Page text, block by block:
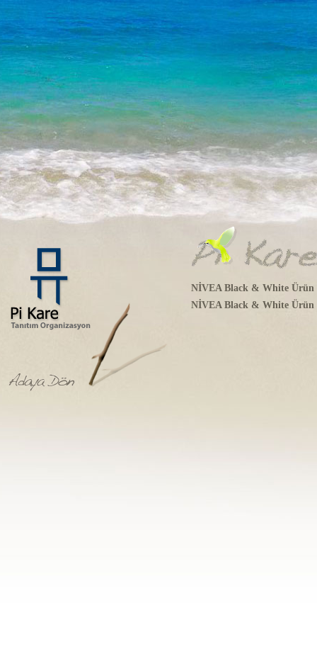
NİVEA Black & White Ürün
NİVEA Black & White Ürün